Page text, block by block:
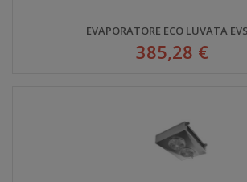
EVAPORATORE ECO LUVATA
385,28 €